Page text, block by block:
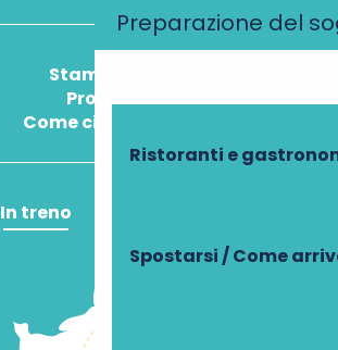
Preparazione del
Ristoranti e
Spostarsi / Come
Stampa
Pros
Come ci arrivo?
In treno